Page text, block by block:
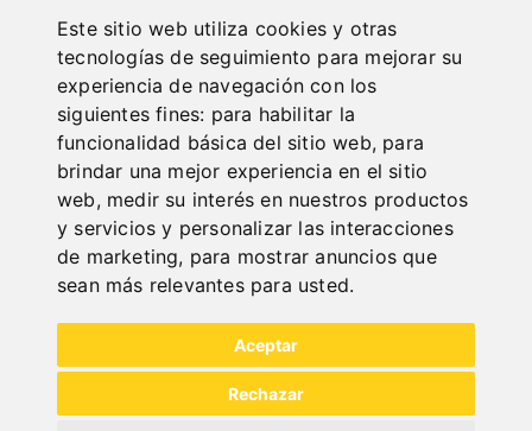
Este sitio web utiliza cookies y otras
tecnologías de seguimiento para mejorar su
experiencia de navegación con los
siguientes fines: para habilitar la
funcionalidad básica del sitio web, para
brindar una mejor experiencia en el sitio
web, medir su interés en nuestros productos
y servicios y personalizar las interacciones
de marketing, para mostrar anuncios que
sean más relevantes para usted.
Aceptar
Rechazar
ACCESORIOS GENERALES